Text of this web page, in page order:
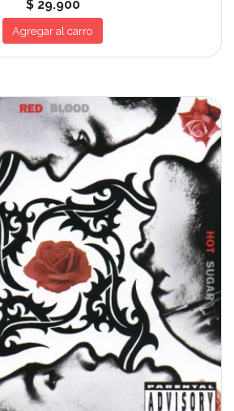
$ 29.900
Agregar al carro